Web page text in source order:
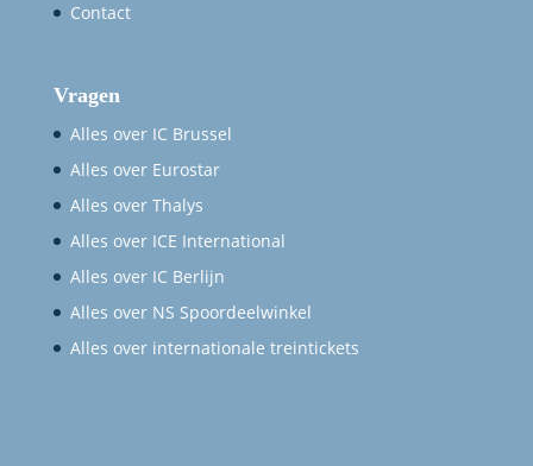
Contact
Vragen
Alles over IC Brussel
Alles over Eurostar
Alles over Thalys
Alles over ICE International
Alles over IC Berlijn
Alles over NS Spoordeelwinkel
Alles over internationale treintickets